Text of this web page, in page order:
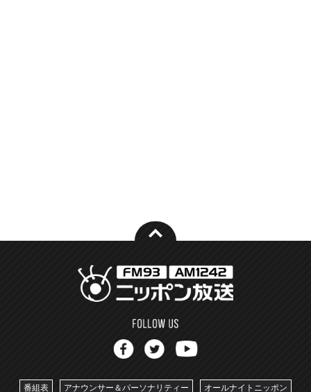
番組表 アナウンサー＆パーソナリティー オールナイトニッポン